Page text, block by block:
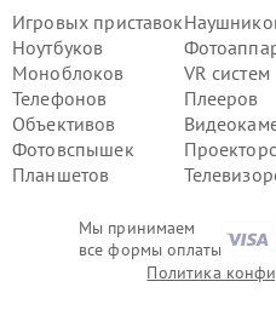
Мы принимаем
все формы оплаты
Игровых приставок
Ноутбуков
Моноблоков
Телефонов
Объективов
Фотовспышек
Планшетов
VR систем
Плееров
Sony в г.Самара
Ремонт держателя SIM
Sony в г.Пермь
Ремонт держателя SIM
Sony в г.Красноярск
Ремонт держателя SIM
Sony в г.Ижевск
Ремонт держателя SIM
Sony в г. Челябинск
Ремонт держателя SIM
Sony в г.Тюмень
Ремонт держателя SIM
Политика